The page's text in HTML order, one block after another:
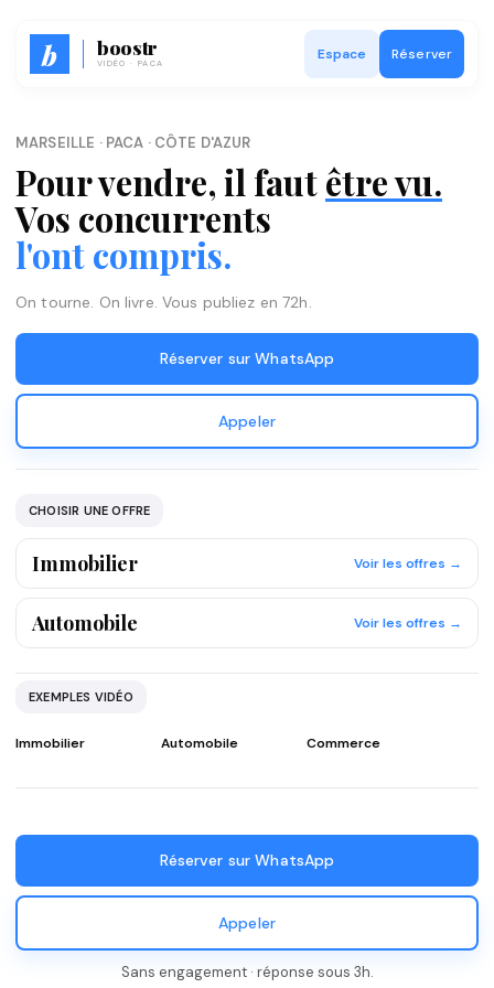
b boostr
VIDÉO · PACA Réserver
MARSEILLE · PACA · CÔTE D'AZUR
Pour vendre, il fautêtre vu.
Vos concurrents
l'ont compris.
On tourne. On livre. Vous publiez en 72h.
Réserver sur WhatsApp
Appeler
CHOISIR UNE OFFRE
Immobilier Voir les offres →
Automobile Voir les offres →
EXEMPLES VIDÉO
Immobilier Automobile Commerce
Réserver sur WhatsApp
Appeler
Sans engagement · réponse sous 3h.